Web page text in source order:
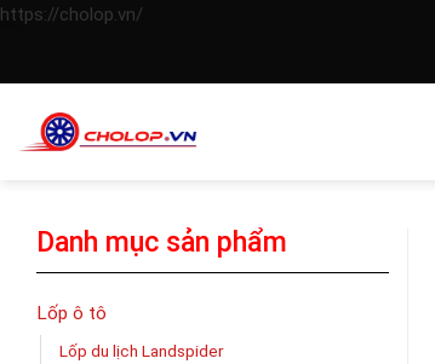
https://cholop.vn/Skip
Danh mục sản phẩm
Lốp ô tô
Lốp du lịch Landspider